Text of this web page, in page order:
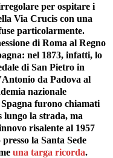
per ospitare i
Via Crucis con una
particolarmente.
di Roma al Regno
nel 1873, infatti, lo
di San Pietro in
da Padova al
nazionale
furono chiamati
la strada, ma
risalente al 1957
la Santa Sede
una targa ricorda.